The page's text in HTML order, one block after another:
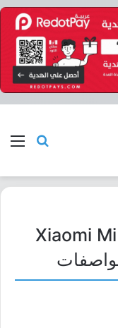
بحث
كل ما تريد معرفته عن Xiaomi Mi